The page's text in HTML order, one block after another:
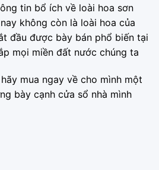
tin bổ ích về loài hoa sơn
không còn là loài hoa của
đầu được bày bán phổ biến tại
mọi miền đất nước chúng ta
mua ngay về cho mình một
bày cạnh cửa sổ nhà mình